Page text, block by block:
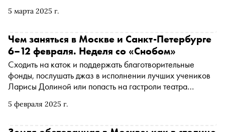
5 марта 2025 г.
многообещающих авторах — в материале «Сноба»
5 февраля 2025 г.
Чем заняться в Москве и Санкт-Петербурге
6–12 февраля. Неделя со «Снобом»
Сходить на каток и поддержать благотворительные
фонды, послушать джаз в исполнении лучших учеников
Ларисы Долиной или попасть на гастроли театра
сходить на ближайшей неделе